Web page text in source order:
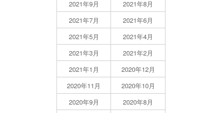
2021年9月
2021年8月
2021年7月
2021年6月
2021年5月
2021年4月
2021年3月
2021年2月
2021年1月
2020年12月
2020年11月
2020年10月
2020年9月
2020年8月